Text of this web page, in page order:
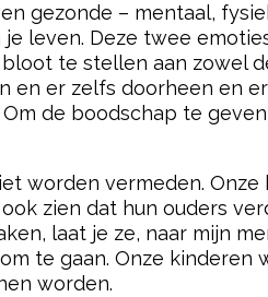
gezonde – mentaal,
leven. Deze twee
te stellen aan zowel
en er zelfs doorheen en
de boodschap te
worden vermeden.
zien dat hun ouders
laat je ze, naar mijn
te gaan. Onze
worden.